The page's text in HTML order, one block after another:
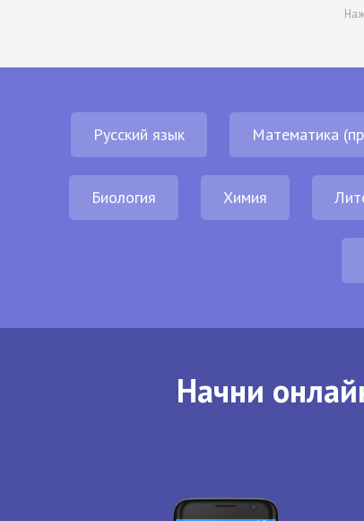
Русский язык Математика
Биология Химия
Начни